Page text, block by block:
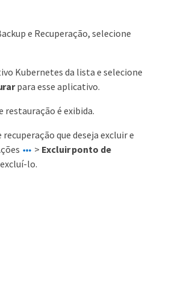
e Recuperação, selecione
Kubernetes da lista e selecione
para esse aplicativo.
restauração é exibida.
que deseja excluir e
> Excluir ponto de
lo.